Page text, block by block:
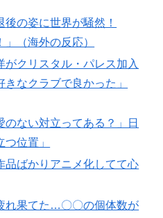
の姿に世界が騒然！
（海外の反応）
がクリスタル・パレス加入
なクラブで良かった」
ない対立ってある？」日
位置」
品ばかりアニメ化してて心
れ果てた…〇〇の個体数が